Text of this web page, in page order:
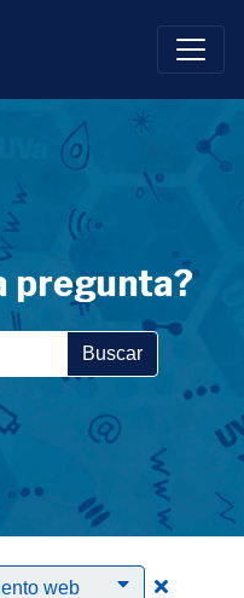
pregunta?
Buscar
web Clic